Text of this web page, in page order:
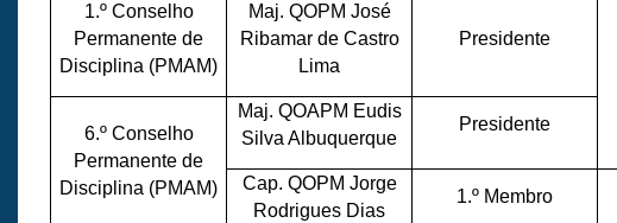
1.º Conselho
Permanente de
Disciplina (PMAM)
Maj. QOPM José
Ribamar de Castro
Lima
Presidente
6.º Conselho
Permanente de
Disciplina (PMAM)
Maj. QOAPM Eudis
Silva Albuquerque
Presidente
Cap. QOPM Jorge
Rodrigues Dias
1.º Membro